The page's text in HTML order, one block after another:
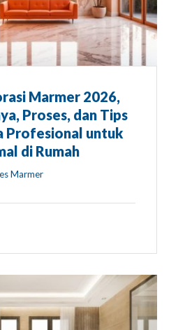
Marmer 2026,
Proses, dan Tips
Profesional untuk
di Rumah
Marmer